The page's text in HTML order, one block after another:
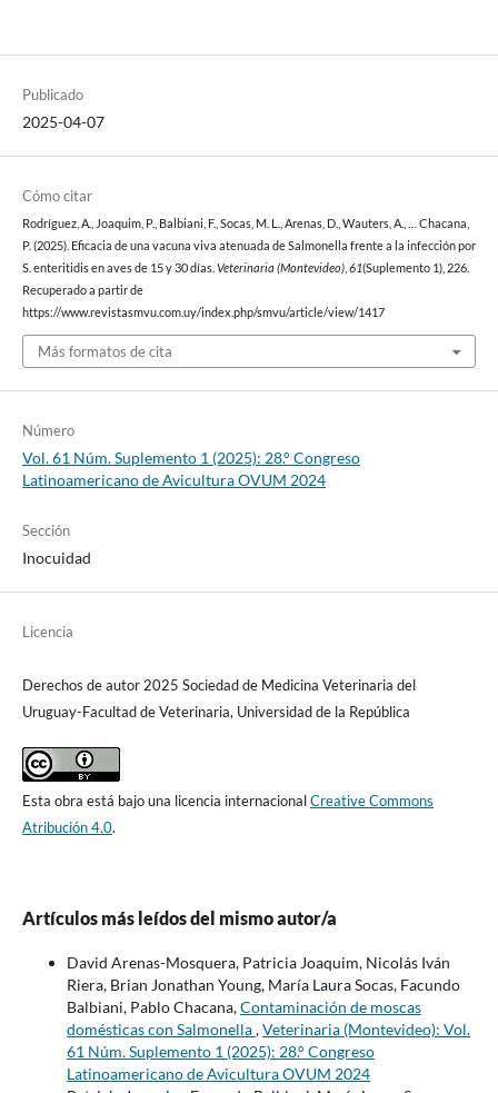
Publicado
2025-04-07
Cómo citar
Rodríguez, A., Joaquim, P., Balbiani, F., Socas, M. L., Arenas, D., Wauters, A., … Chacana,
P. (2025). Eficacia de una vacuna viva atenuada de Salmonella frente a la infección por
S. enteritidis en aves de 15 y 30 días. Veterinaria (Montevideo), 61(Suplemento 1), 226.
Recuperado a partir de
https://www.revistasmvu.com.uy/index.php/smvu/article/view/1417
Más formatos de cita
Número
Vol. 61 Núm. Suplemento 1 (2025): 28.° Congreso
Latinoamericano de Avicultura OVUM 2024
Sección
Inocuidad
Licencia
Derechos de autor 2025 Sociedad de Medicina Veterinaria del
Uruguay-Facultad de Veterinaria, Universidad de la República
Esta obra está bajo una licencia internacionalCreative Commons
Atribución 4.0.
Artículos más leídos del mismo autor/a
David Arenas-Mosquera, Patricia Joaquim, Nicolás Iván
Riera, Brian Jonathan Young, María Laura Socas, Facundo
Balbiani, Pablo Chacana,Contaminación de moscas
domésticas con Salmonella,Veterinaria (Montevideo): Vol.
61 Núm. Suplemento 1 (2025): 28.° Congreso
Latinoamericano de Avicultura OVUM 2024